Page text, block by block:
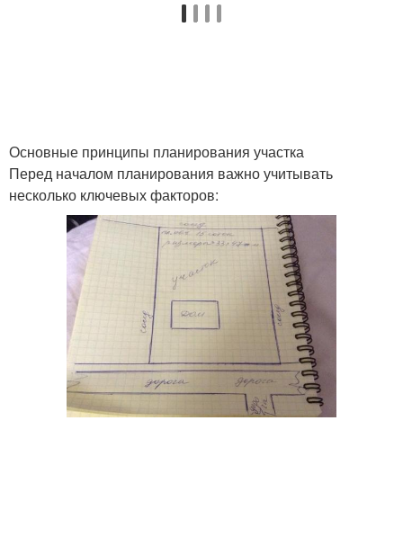
Основные принципы планирования участка
Перед началом планирования важно учитывать
несколько ключевых факторов: